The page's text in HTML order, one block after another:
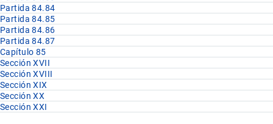
Partida 84.84
Partida 84.85
Partida 84.86
Partida 84.87
Capítulo 85
Sección XVII
Sección XVIII
Sección XIX
Sección XX
Sección XXI